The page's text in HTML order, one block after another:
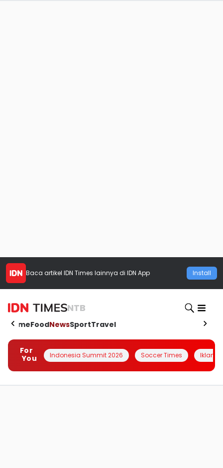
Baca artikel IDN Times lainnya di IDN App Install
NTB
HomeFoodNewsSportTravel
For
You
Indonesia Summit 2026 Soccer Times Iklanin